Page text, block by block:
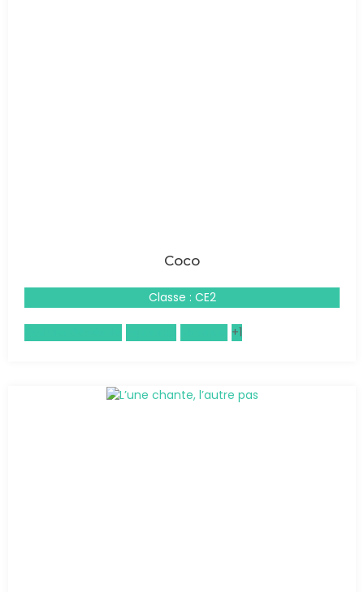
Coco
Classe : CE2
+1